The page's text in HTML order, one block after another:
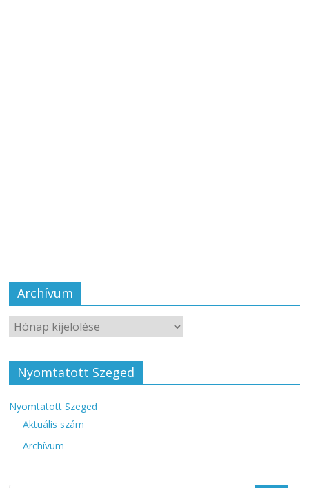
Archívum
Nyomtatott Szeged
Nyomtatott Szeged
Aktuális szám
Archívum